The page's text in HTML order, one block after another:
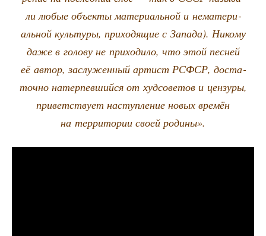
ли любые объ­ек­ты мате­ри­аль­ной и нема­те­ри­
аль­ной куль­ту­ры, при­хо­дя­щие с Запа­да). Нико­му
даже в голо­ву не при­хо­ди­ло, что этой пес­ней
её автор, заслу­жен­ный артист РСФСР, доста­
точ­но натер­пев­ший­ся от худ­со­ве­тов и цен­зу­ры,
при­вет­ству­ет наступ­ле­ние новых вре­мён
на тер­ри­то­рии сво­ей родины».